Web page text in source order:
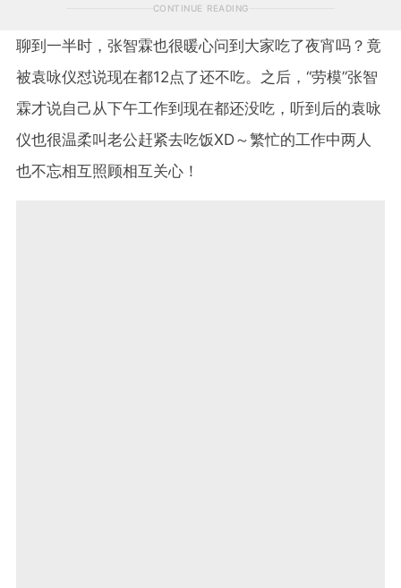
CONTINUE READING
聊到一半时，张智霖也很暖心问到大家吃了夜宵吗？竟
被袁咏仪怼说现在都12点了还不吃。之后， “劳模”张智
霖才说自己从下午工作到现在都还没吃，听到后的袁咏
仪也很温柔叫老公赶紧去吃饭XD～繁忙的工作中两人
也不忘相互照顾相互关心！